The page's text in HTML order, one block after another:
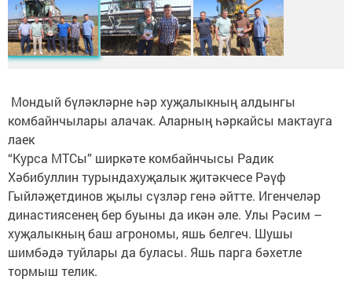
Мондый бүләкләрне һәр хуҗалыкның алдынгы
комбайнчылары алачак. Аларның һәркайсы мактауга
лаек
“Курса МТСы” ширкәте комбайнчысы Радик
Хәбибуллин турындахуҗалык җитәкчесе Рәүф
Гыйләҗетдинов җылы сүзләр генә әйтте. Игенчеләр
династиясенең бер буыны да икән әле. Улы Рәсим –
хуҗалыкның баш агрономы, яшь белгеч. Шушы
шимбәдә туйлары да буласы. Яшь парга бәхетле
тормыш телик.